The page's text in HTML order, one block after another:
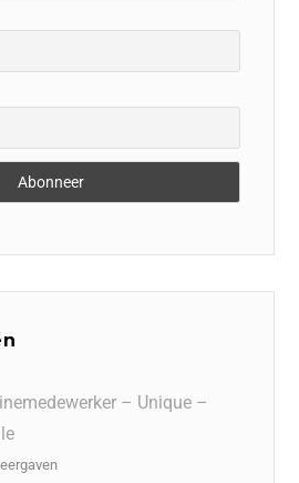
– Unique –